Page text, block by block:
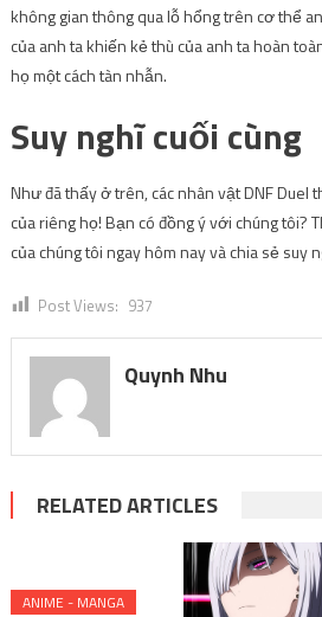
không gian thông qua lỗ hổng trên cơ thể
của anh ta khiến kẻ thù của anh ta hoàn
họ một cách tàn nhẫn.
Suy nghĩ cuối cùng
Như đã thấy ở trên, các nhân vật DNF Duel
của riêng họ! Bạn có đồng ý với chúng tôi?
của chúng tôi ngay hôm nay và chia sẻ suy
Post Views: 937
Quynh Nhu
RELATED ARTICLES
ANIME - MANGA